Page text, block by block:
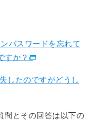
パスワードを忘れて
すか？
したのですがどうし
問とその回答は以下の